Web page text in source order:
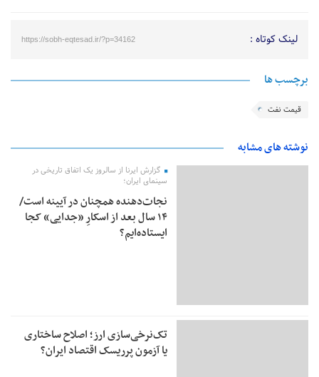
لینک کوتاه : https://sobh-eqtesad.ir/?p=34162
برچسب ها
قیمت نفت
نوشته های مشابه
گزارش ایرنا از سالروز یک اتفاق تاریخی در
سینمای ایران؛
نجات‌دهنده‌ همچنان در آیینه است/
۱۴ سال بعد از اسکارِ «جدایی» کجا
ایستاده‌ایم؟
تک‌نرخی‌سازی ارز؛ اصلاح ساختاری
یا آزمون پرریسک اقتصاد ایران؟